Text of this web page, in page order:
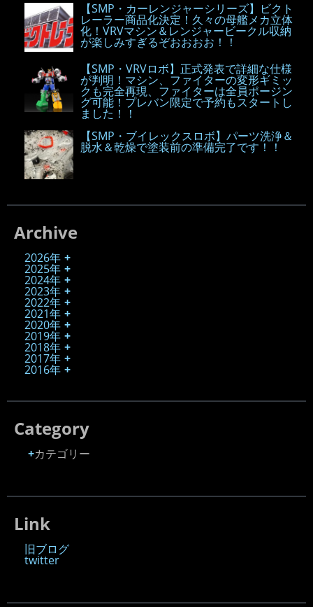
【SMP・カーレンジャーシリーズ】ビクト
レーラー商品化決定！久々の母艦メカ立体
化！VRVマシン＆レンジャービークル収納
が楽しみすぎるぞおおおお！！
【SMP・VRVロボ】正式発表で詳細な仕様
が判明！マシン、ファイターの変形ギミッ
クも完全再現、ファイターは全員ポージン
グ可能！プレバン限定で予約もスタートし
ました！！
【SMP・ブイレックスロボ】パーツ洗浄＆
脱水＆乾燥で塗装前の準備完了です！！
Archive
2026年
2025年
2024年
2023年
2022年
2021年
2020年
2019年
2018年
2017年
2016年
Category
カテゴリー
Link
旧ブログ
twitter